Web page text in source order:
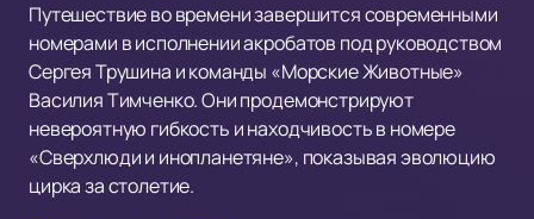
Путешествие во времени завершится современными
номерами в исполнении акробатов под руководством
Сергея Трушина и команды «Морские Животные»
Василия Тимченко. Они продемонстрируют
невероятную гибкость и находчивость в номере
«Сверхлюди и инопланетяне», показывая эволюцию
цирка за столетие.